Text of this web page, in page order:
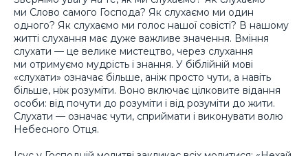
ми Слово самого Господа? Як слухаємо ми один
одного? Як слухаємо ми голос нашої совісті? В нашому
житті слухання має дуже важливе значення. Вміння
слухати — це велике мистецтво, через слухання
ми отримуємо мудрість і знання. У біблійній мові
«слухати» означає більше, аніж просто чути, а навіть
більше, ніж розуміти. Воно включає цілковите відання
особи: від почути до розуміти і від розуміти до жити.
Слухати — означає чути, сприймати і виконувати волю
Небесного Отця.